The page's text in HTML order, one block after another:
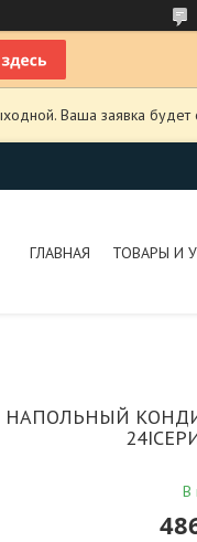
Ваша заявка
ГЛАВНАЯ ТОВАРЫ И
НАПОЛЬНЫЙ
В